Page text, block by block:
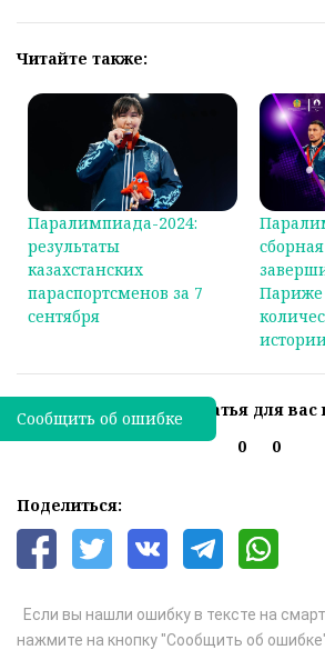
Читайте также:
Паралимпиада-2024:
результаты
казахстанских
параспортсменов за 7
сентября
Была ли эта статья для вас
0
0
Поделиться:
Если вы нашли ошибку в тексте на
нажмите на кнопку "Сообщить об
Сообщить об ошибке